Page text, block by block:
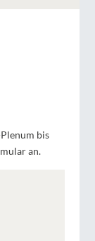
bis
an.